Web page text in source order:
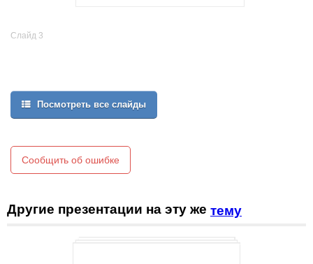
Слайд 3
Посмотреть все слайды
Сообщить об ошибке
Другие презентации на эту же тему